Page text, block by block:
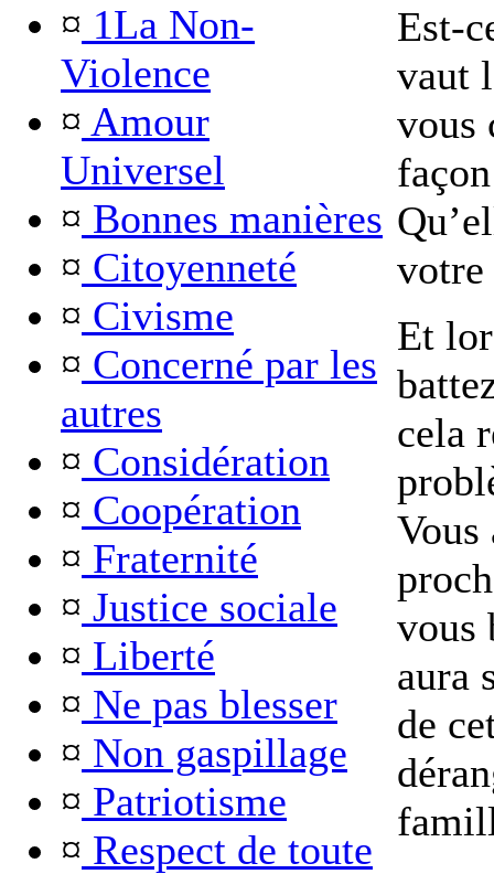
¤ 1La Non-
Violence
¤ Amour
Universel
¤ Bonnes manières
¤ Citoyenneté
¤ Civisme
¤ Concerné par les
autres
¤ Considération
¤ Coopération
¤ Fraternité
¤ Justice sociale
¤ Liberté
¤ Ne pas blesser
¤ Non gaspillage
¤ Patriotisme
¤ Respect de toute
Est-
vaut
vous
votre
Et
cela
Vous
vous
aura
de